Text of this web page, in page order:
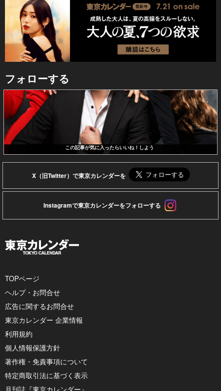
フォローする
この記事が気に入ったらいいね！しよう
X（旧Twitter）で東京カレンダーを
Instagramで東京カレンダーをフォローする
TOPページ
ヘルプ・お問合せ
広告に関するお問合せ
東京カレンダー 企業情報
利用規約
個人情報保護方針
著作権・免責事項について
特定商取引法に基づく表示